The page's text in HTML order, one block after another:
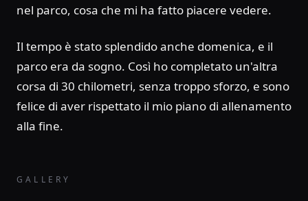
nel parco, cosa che mi ha fatto piacere vedere.
Il tempo è stato splendido anche domenica, e il
parco era da sogno. Così ho completato un'altra
corsa di 30 chilometri, senza troppo sforzo, e sono
felice di aver rispettato il mio piano di allenamento
alla fine.
GALLERY